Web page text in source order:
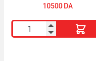
10500 DA
quantité
de